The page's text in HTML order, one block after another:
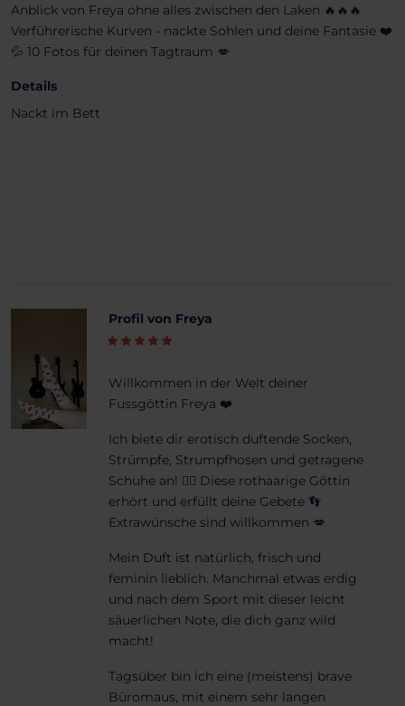
Anblick von Freya ohne alles zwischen den Laken 🔥🔥🔥
Verführerische Kurven - nackte Sohlen und deine Fantasie ❤️
💦 10 Fotos für deinen Tagtraum 💋
Details
Nackt im Bett
Profil von Freya
Willkommen in der Welt deiner
Fussgöttin Freya ❤️
Ich biete dir erotisch duftende Socken,
Strümpfe, Strumpfhosen und getragene
Schuhe an! ❤️‍🔥 Diese rothaarige Göttin
erhört und erfüllt deine Gebete 👣
Extrawünsche sind willkommen 💋
Mein Duft ist natürlich, frisch und
feminin lieblich. Manchmal etwas erdig
und nach dem Sport mit dieser leicht
säuerlichen Note, die dich ganz wild
macht!
Tagsüber bin ich eine (meistens) brave
Büromaus, mit einem sehr langen